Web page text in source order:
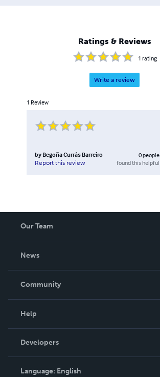
Ratings & Reviews
1 rating
Write a review
1 Review
by Begoña Currás Barreiro
Report this review
0people
found this helpful
Our Team
News
In The News
Community
Podcast
Help
Order Lookup
Knowledge Base
Contact Support
Developers
Language: English